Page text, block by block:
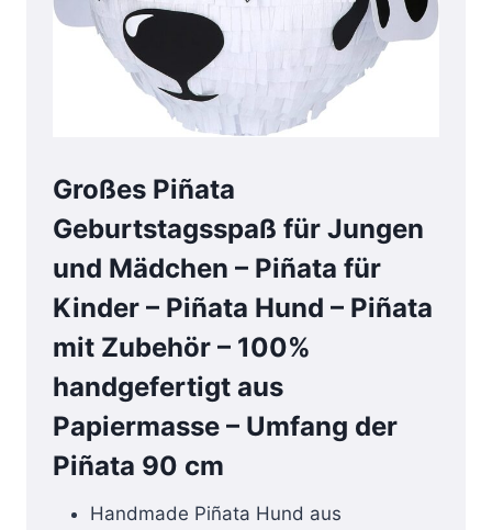
Großes Piñata
Geburtstagsspaß für Jungen
und Mädchen – Piñata für
Kinder – Piñata Hund – Piñata
mit Zubehör – 100%
handgefertigt aus
Papiermasse – Umfang der
Piñata 90 cm
Handmade Piñata Hund aus